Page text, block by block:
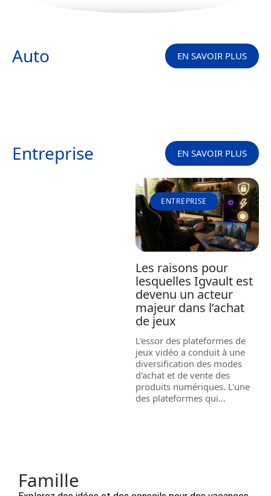
Auto EN SAVOIR PLUS
Entreprise EN SAVOIR PLUS
ENTREPRISE
Les raisons pour
lesquelles Igvault est
devenu un acteur
majeur dans l’achat
de jeux
L'essor des plateformes de
jeux vidéo a conduit à une
diversification des modes
d'achat et de vente des
produits numériques. L'une
des plateformes qui…
Famille